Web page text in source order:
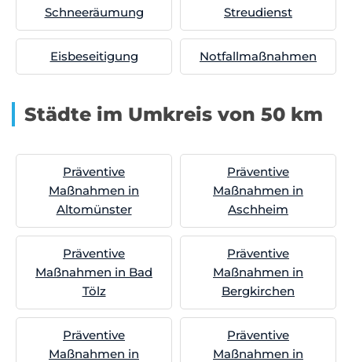
Schneeräumung Streudienst
Eisbeseitigung Notfallmaßnahmen
Städte im Umkreis von 50 km
Präventive
Maßnahmen in
Altomünster
Präventive
Maßnahmen in
Aschheim
Präventive
Maßnahmen in Bad
Tölz
Präventive
Maßnahmen in
Bergkirchen
Präventive
Maßnahmen in
Präventive
Maßnahmen in